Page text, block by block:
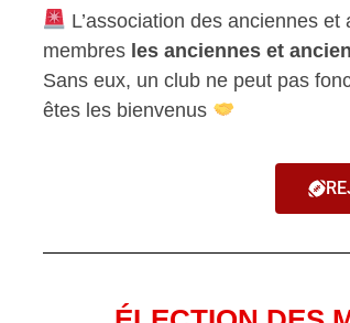
L’association des anciennes
membres les anciennes et
Sans eux, un club ne peut pas
êtes les bienvenus